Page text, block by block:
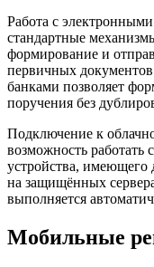
Работа с
стандартные
формирование и
первичных
банками позволяет
поручения без
Подключение к
возможность работать
устройства, имеющего
на защищённых
выполняется
Мобильные